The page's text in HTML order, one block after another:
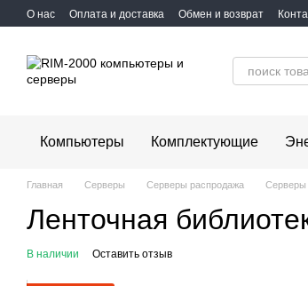
Перейти к основному контенту
О нас Оплата и доставка Обмен и возврат
Компьютеры Комплектующие
Главная Серверы Серверы распродажа Серверы
Ленточная
В наличии Оставить отзыв